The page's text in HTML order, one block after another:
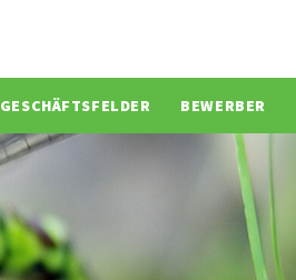
GESCHÄFTSFELDER BEWERBER